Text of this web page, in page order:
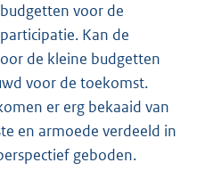
voor de
Kan de
de kleine budgetten
voor de toekomst.
er erg bekaaid van
en armoede verdeeld in
geboden.